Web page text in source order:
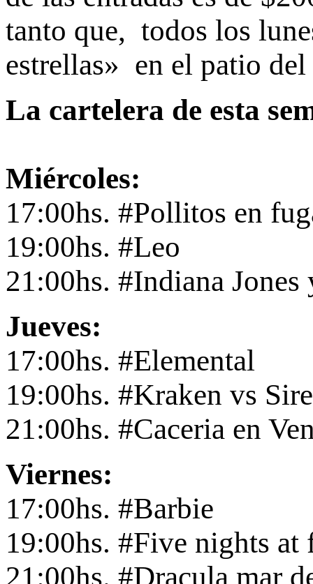
tanto que, todos los
estrellas» en el patio
La cartelera de esta
Miércoles:
17:00hs. #Pollitos en
19:00hs. #Leo
21:00hs. #Indiana
Jueves:
17:00hs. #Elemental
19:00hs. #Kraken vs
21:00hs. #Caceria en
Viernes:
17:00hs. #Barbie
19:00hs. #Five nights at
21:00hs. #Dracula mar